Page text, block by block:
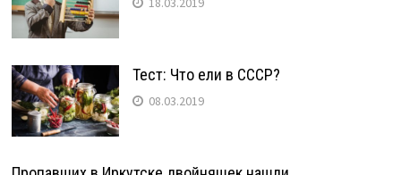
Тест: Что ели в СССР?
08.03.2019